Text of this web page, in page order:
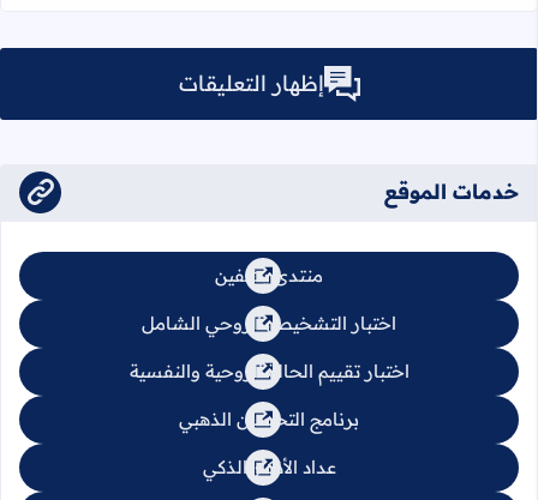
إظهار التعليقات
خدمات الموقع
منتدى يشفين
اختبار التشخيص الروحي الشامل
اختبار تقييم الحالة الروحية والنفسية
برنامج التحصين الذهبي
عداد الأذكار الذكي